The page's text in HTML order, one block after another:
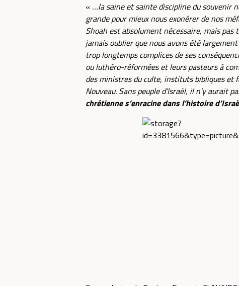
« …la saine et sainte discipline du souvenir
grande pour mieux nous exonérer de nos
Shoah est absolument nécessaire, mais
jamais oublier que nous avons été
trop longtemps complices de ses
ou luthéro-réformées et leurs pasteurs à
des ministres du culte, instituts bibliques et
Nouveau. Sans peuple d’Israël, il n’y aurait
chrétienne s’enracine dans l’histoire